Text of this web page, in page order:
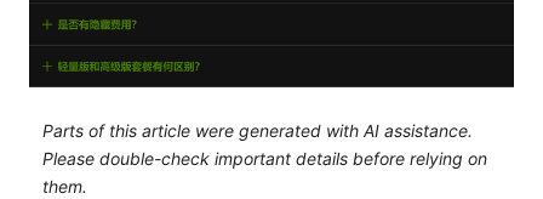
Parts of this article were generated with AI assistance.
Please double-check important details before relying on
them.